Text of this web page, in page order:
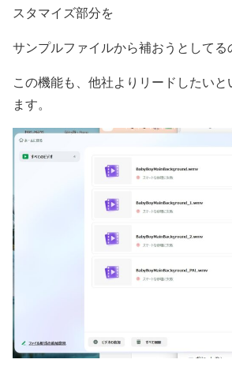
スタマイズ部分を
サンプルファイルから補おうとしてる
この機能も、他社よりリードしたい
ます。